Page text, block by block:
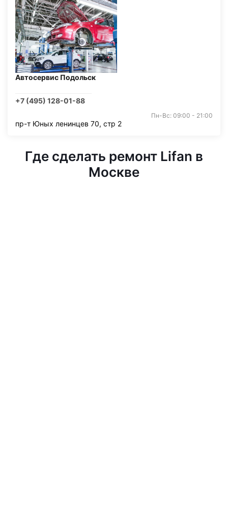
Автосервис Подольск
+7 (495) 128-01-88
Пн-Вс: 09:00 - 21:00
пр-т Юных ленинцев 70, стр 2
Где сделать ремонт Lifan в
Москве